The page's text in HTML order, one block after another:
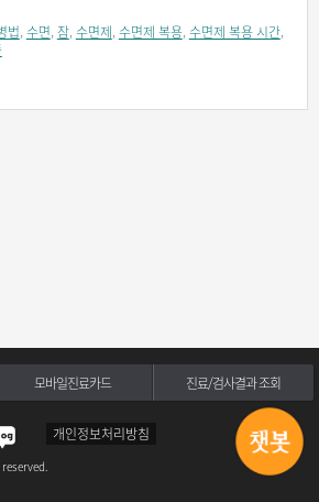
법, 수면, 잠, 수면제, 수면제 복용, 수면제 복용 시간,
모바일진료카드 진료/검사결과 조회
개인정보처리방침